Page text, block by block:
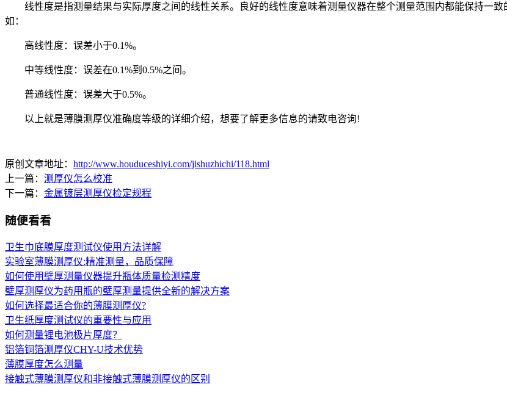
线性度是指测量结果与实际厚度之间的线性关系。良好的线性度意味着测量仪器在整个测量范围内都能保持一致
如：
高线性度：误差小于0.1%。
中等线性度：误差在0.1%到0.5%之间。
普通线性度：误差大于0.5%。
以上就是薄膜测厚仪准确度等级的详细介绍，想要了解更多信息的请致电咨询!
原创文章地址： http://www.houduceshiyi.com/jishuzhichi/118.html
上一篇： 测厚仪怎么校准
下一篇： 金属镀层测厚仪检定规程
随便看看
卫生巾底膜厚度测试仪使用方法详解
实验室薄膜测厚仪:精准测量，品质保障
如何使用壁厚测量仪器提升瓶体质量检测精度
壁厚测厚仪为药用瓶的壁厚测量提供全新的解决方案
如何选择最适合你的薄膜测厚仪?
卫生纸厚度测试仪的重要性与应用
如何测量锂电池极片厚度？
铝箔铜箔测厚仪CHY-U技术优势
薄膜厚度怎么测量
接触式薄膜测厚仪和非接触式薄膜测厚仪的区别